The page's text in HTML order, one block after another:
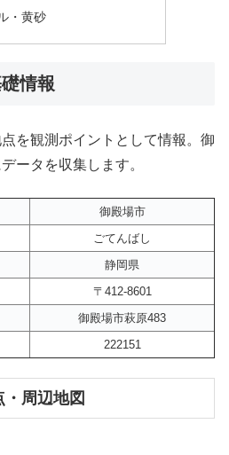
・黄砂
情報
を観測ポイントとして情報。御
ータを収集します。
御殿場市
ごてんばし
静岡県
〒412-8601
御殿場市萩原483
222151
周辺地図